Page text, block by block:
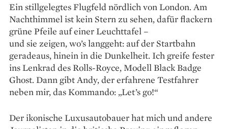
Ein stillgelegtes Flugfeld nördlich von London. Am
Nachthimmel ist kein Stern zu sehen, dafür flackern
grüne Pfeile auf einer Leuchttafel –
und sie zeigen, wo’s langgeht: auf der Startbahn
geradeaus, hinein in die Dunkelheit. Ich greife fester
ins Lenkrad des Rolls-Royce, Modell Black Badge
Ghost. Dann gibt Andy, der erfahrene Testfahrer
neben mir, das Kommando: „Let’s go!“
Der ikonische Luxusautobauer hat mich und andere